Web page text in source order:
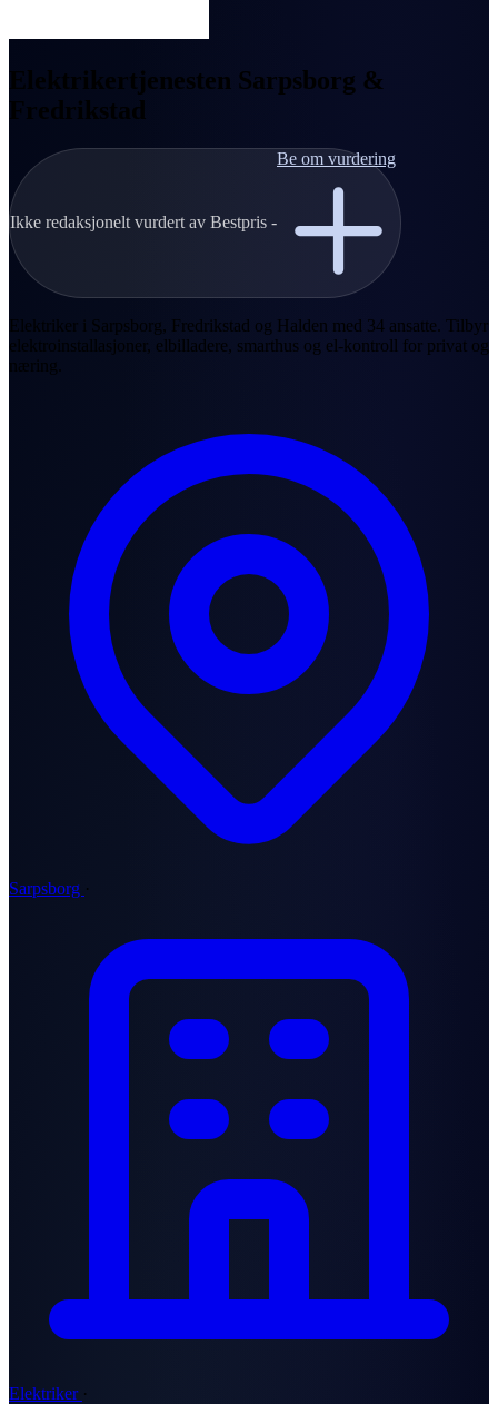
Elektrikertjenesten Sarpsborg &
Fredrikstad
Ikke redaksjonelt vurdert av Bestpris -
Be om vurdering
Elektriker i Sarpsborg, Fredrikstad og Halden med 34 ansatte. Tilbyr
elektroinstallasjoner, elbilladere, smarthus og el-kontroll for privat og
næring.
Sarpsborg ·
Elektriker ·